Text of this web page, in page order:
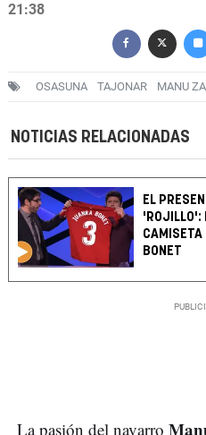
21:38
OSASUNA TAJONAR MANU
NOTICIAS RELACIONADAS
EL
'ROJILLO':
CAMISETA
BONET
La pasión del navarro